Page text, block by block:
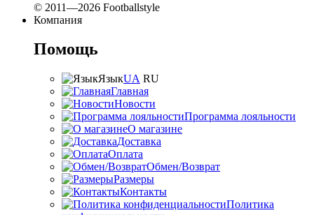
© 2011—2026 Footballstyle
Компания
Помощь
ЯзыкUA RU
Главная
Новости
Программа лояльности
О магазине
Доставка
Оплата
Обмен/Возврат
Размеры
Контакты
Политика